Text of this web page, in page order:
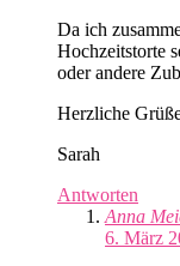
Da ich
Hochzeitstorte
oder andere
Herzliche
Sarah
Antworten
Anna
6. März